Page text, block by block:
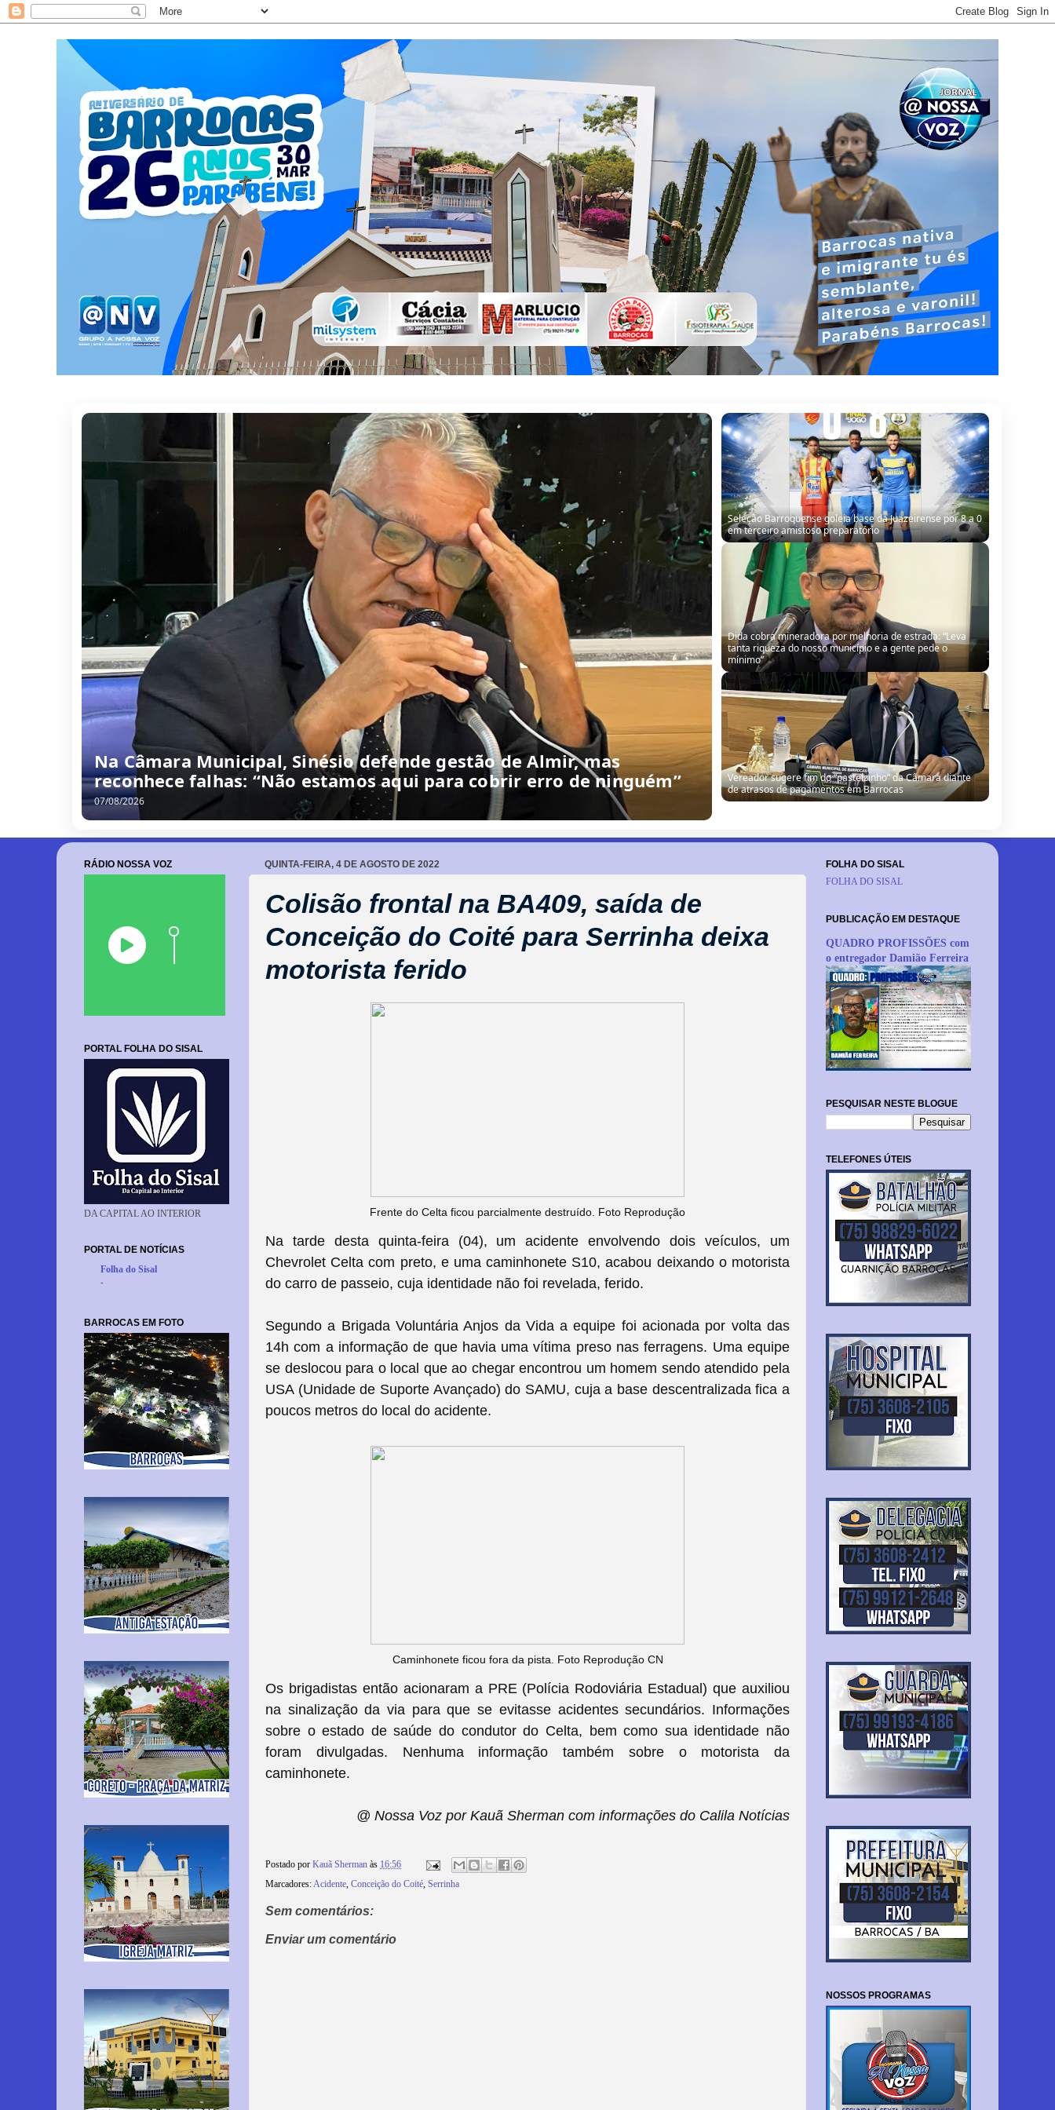
Na Câmara Municipal, Sinésio defende gestão de Almir, mas
reconhece falhas: “Não estamos aqui para cobrir erro de ninguém”
07/08/2026
Seleção Barroquense goleia base da Juazeirense por 8 a 0
em terceiro amistoso preparatório
Dida cobra mineradora por melhoria de estrada: “Leva
tanta riqueza do nosso município e a gente pede o
mínimo”
Vereador sugere fim do “pastelzinho” da Câmara diante
de atrasos de pagamentos em Barrocas
QUINTA-FEIRA, 4 DE AGOSTO DE 2022
Colisão frontal na BA409, saída de
Conceição do Coité para Serrinha deixa
motorista ferido
Frente do Celta ficou parcialmente destruído. Foto Reprodução
Na tarde desta quinta-feira (04), um acidente envolvendo dois veículos, um
Chevrolet Celta com preto, e uma caminhonete S10, acabou deixando o motorista
do carro de passeio, cuja identidade não foi revelada, ferido.
Segundo a Brigada Voluntária Anjos da Vida a equipe foi acionada por volta das
14h com a informação de que havia uma vítima preso nas ferragens. Uma equipe
se deslocou para o local que ao chegar encontrou um homem sendo atendido pela
USA (Unidade de Suporte Avançado) do SAMU, cuja a base descentralizada fica a
poucos metros do local do acidente.
Caminhonete ficou fora da pista. Foto Reprodução CN
Os brigadistas então acionaram a PRE (Polícia Rodoviária Estadual) que auxiliou
na sinalização da via para que se evitasse acidentes secundários. Informações
sobre o estado de saúde do condutor do Celta, bem como sua identidade não
foram divulgadas. Nenhuma informação também sobre o motorista da
caminhonete.
@ Nossa Voz por Kauã Sherman com informações do Calila Notícias
Postado por Kauã Sherman às 16:56
Marcadores:Acidente, Conceição do Coité, Serrinha
Sem comentários:
Enviar um comentário
RÁDIO NOSSA VOZ
PORTAL FOLHA DO SISAL
DA CAPITAL AO INTERIOR
PORTAL DE NOTÍCIAS
Folha do Sisal
-
BARROCAS EM FOTO
FOLHA DO SISAL
FOLHA DO SISAL
PUBLICAÇÃO EM DESTAQUE
QUADRO PROFISSÕES com
o entregador Damião Ferreira
PESQUISAR NESTE BLOGUE
TELEFONES ÚTEIS
NOSSOS PROGRAMAS